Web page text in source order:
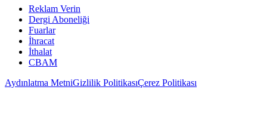
Reklam Verin
Dergi Aboneliği
Fuarlar
İhracat
İthalat
CBAM
Aydınlatma MetniGizlilik PolitikasıÇerez Politikası